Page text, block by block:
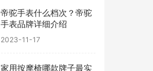
帝驼手表什么档次？帝驼
手表品牌详细介绍
2023-11-17
家用按摩椅哪款牌子最实